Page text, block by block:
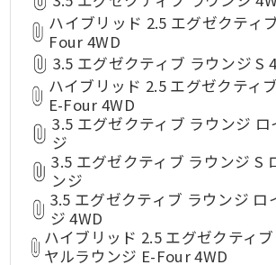
ハイブリッド 2.5 エグゼクティ
Four 4WD
3.5 エグゼクティブ ラウンジ S
ハイブリッド 2.5 エグゼクティ
E-Four 4WD
3.5 エグゼクティブ ラウンジ
ジ
3.5 エグゼクティブ ラウンジ S
ンジ
3.5 エグゼクティブ ラウンジ ロ
ジ 4WD
ハイブリッド 2.5 エグゼクティ
ヤルラウンジ E-Four 4WD